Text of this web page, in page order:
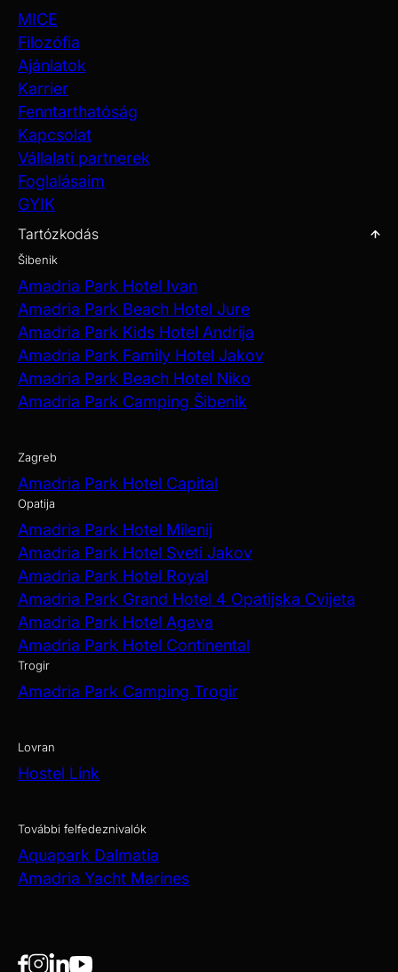
MICE
Filozófia
Ajánlatok
Karrier
Fenntarthatóság
Kapcsolat
Vállalati partnerek
Foglalásaim
GYIK
Tartózkodás
Šibenik
Amadria Park Hotel Ivan
Amadria Park Beach Hotel Jure
Amadria Park Kids Hotel Andrija
Amadria Park Family Hotel Jakov
Amadria Park Beach Hotel Niko
Amadria Park Camping Šibenik
Zagreb
Amadria Park Hotel Capital
Opatija
Amadria Park Hotel Milenij
Amadria Park Hotel Sveti Jakov
Amadria Park Hotel Royal
Amadria Park Grand Hotel 4 Opatijska Cvijeta
Amadria Park Hotel Agava
Amadria Park Hotel Continental
Trogir
Amadria Park Camping Trogir
Lovran
Hostel Link
További felfedeznivalók
Aquapark Dalmatia
Amadria Yacht Marines